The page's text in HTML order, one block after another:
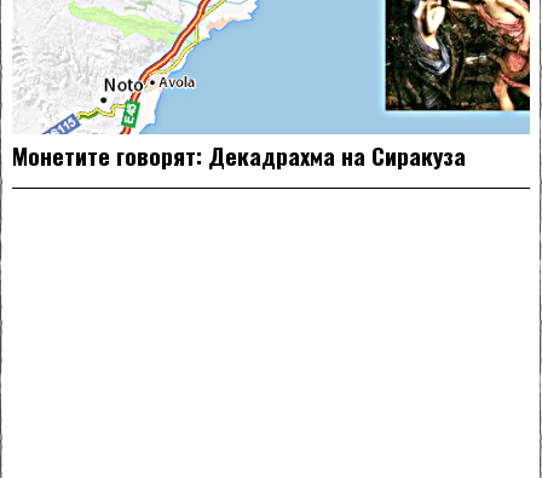
Монетите говорят: Декадрахма на Сиракуза